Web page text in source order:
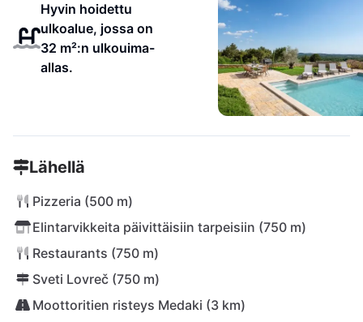
Hyvin hoidettu
ulkoalue, jossa on
32 m²:n ulkouima-
allas.
Lähellä
Pizzeria (500 m)
Elintarvikkeita päivittäisiin tarpeisiin (750 m)
Restaurants (750 m)
Sveti Lovreč (750 m)
Moottoritien risteys Medaki (3 km)